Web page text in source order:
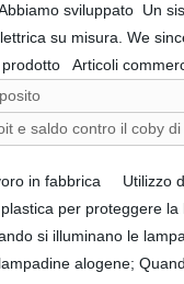
sviluppato Un
su misura. We
prodotto Articoli
e saldo contro il coby di
in fabbrica Utilizzo
per proteggere
si illuminano le
alogene;